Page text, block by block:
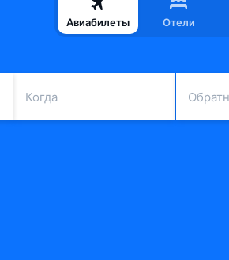
Авиабилеты Отели
Когда